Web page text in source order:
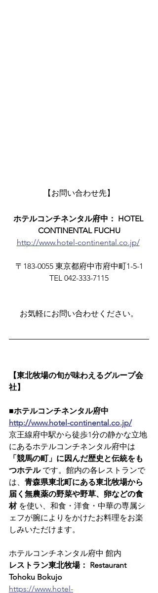
【お問い合わせ先】
ホテルコンチネンタル府中： HOTEL
CONTINENTAL FUCHU
http://www.hotel-continental.co.jp/
〒183-0055 東京都府中市府中町1-5-1
TEL 042-333-7115
お気軽にお問い合わせください。
【東北牧場の旬が味わえるグループ会
社】
■ホテルコンチネンタル府中
http://www.hotel-continental.co.jp/
京王線府中駅から徒歩1分の静かな立地
にあるホテルコンチネンタル府中は
「競馬の町」に因んだ歴史と伝統をも
つホテル です。館内の各レストランで
は、 青森県東北町にある東北牧場から
届く無農薬の野菜や野草、卵などの食
材 を使い、和食・洋食・中華の専属シ
ェフが腕によりをかけたお料理をお楽
しみいただけます。
ホテルコンチネンタル府中 館内
レストラン東北牧場： Restaurant
Tohoku Bokujo
https://www.hotel-